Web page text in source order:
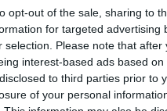
opt-out of the sale, sharing to
for targeted
selection. Please note that
interest-based ads based
to third parties prior to
of your personal
Η
στους